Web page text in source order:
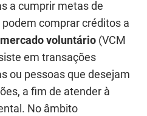
a cumprir metas de
comprar créditos a
mercado voluntário (VCM
em transações
ou pessoas que desejam
a fim de atender à
No âmbito